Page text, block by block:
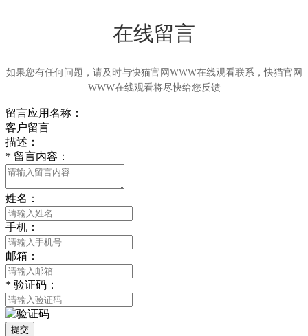
在线留言
如果您有任何问题，请及时与快猫官网WWW在线观看联系，快猫官网
WWW在线观看将尽快给您反馈
留言应用名称：
客户留言
描述：
* 留言内容：
姓名：
手机：
邮箱：
* 验证码：
提交